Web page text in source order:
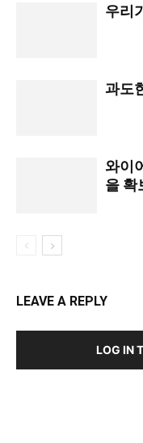
우리
과도
와이
을 확
LEAVE A REPLY
LOG IN